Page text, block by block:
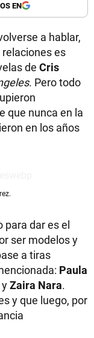
EN
a hablar,
es
de Cris
. Pero todo
que nunca en la
en los años
para dar es el
ser modelos y
a tiras
Paula
yZaira Nara.
y que luego, por